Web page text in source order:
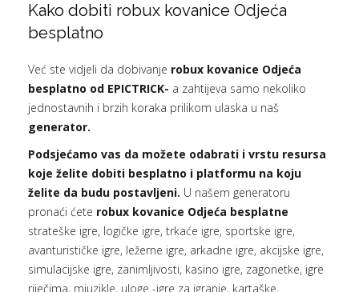
Kako dobiti robux kovanice Odjeća
besplatno
Već ste vidjeli da dobivanje robux kovanice Odjeća
besplatno od EPICTRICK- a zahtijeva samo nekoliko
jednostavnih i brzih koraka prilikom ulaska u naš
generator.
Podsjećamo vas da možete odabrati i vrstu resursa
koje želite dobiti besplatno i platformu na koju
želite da budu postavljeni. U našem generatoru
pronaći ćete robux kovanice Odjeća besplatne
strateške igre, logičke igre, trkaće igre, sportske igre,
avanturističke igre, ležerne igre, arkadne igre, akcijske igre,
simulacijske igre, zanimljivosti, kasino igre, zagonetke, igre
riječima, mjuzikle, uloge -igre za igranje, kartaške,